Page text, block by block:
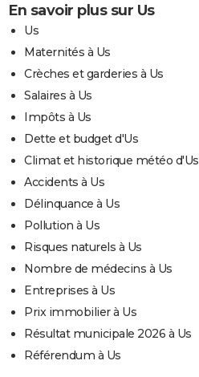
En savoir plus sur Us
Us
Maternités à Us
Crèches et garderies à Us
Salaires à Us
Impôts à Us
Dette et budget d'Us
Climat et historique météo d'Us
Accidents à Us
Délinquance à Us
Pollution à Us
Risques naturels à Us
Nombre de médecins à Us
Entreprises à Us
Prix immobilier à Us
Résultat municipale 2026 à Us
Référendum à Us